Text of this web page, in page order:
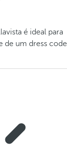
é ideal para
de um dress code